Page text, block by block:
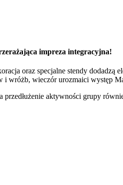
impreza integracyjna!
oraz specjalne stendy
i wróżb, wieczór urozmaici występ
aktywności grupy